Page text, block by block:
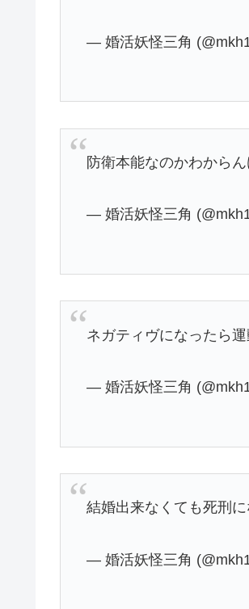
— 婚活妖怪三角
防衛本能なのかわから
— 婚活妖怪三角
ネガティヴになったら運
— 婚活妖怪三角
結婚出来なくても死刑
— 婚活妖怪三角